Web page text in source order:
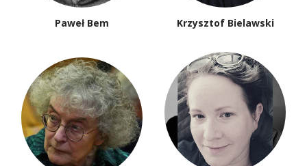
Paweł Bem Krzysztof Bielawski